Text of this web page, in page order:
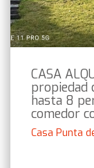
CASA
propiedad
hasta 8
comedor
Casa Punta